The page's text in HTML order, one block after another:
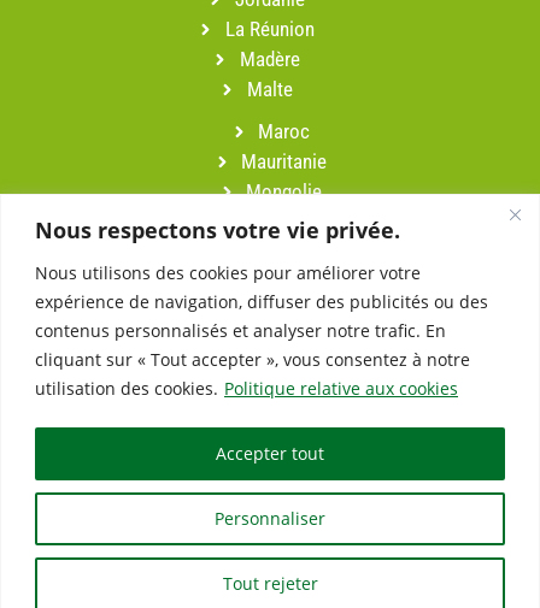
Nous respectons votre vie privée.
Nous utilisons des cookies pour améliorer votre
expérience de navigation, diffuser des publicités ou des
contenus personnalisés et analyser notre trafic. En
cliquant sur « Tout accepter », vous consentez à notre
utilisation des cookies. Politique relative aux cookies
Personnaliser
Tout rejeter
Accepter tout
La Réunion
Madère
Malte
Maroc
Mauritanie
Mongolie
Namibie
Oman
Pérou
Portugal
Sardaigne
Slovénie
Suisse
Turquie
Vietnam